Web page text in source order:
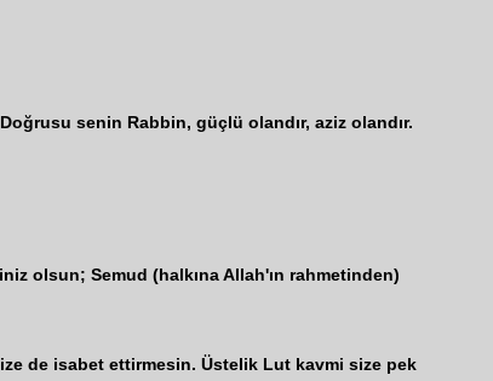
senin Rabbin, güçlü olandır, aziz olandır.
olsun; Semud (halkına Allah'ın rahmetinden)
de isabet ettirmesin. Üstelik Lut kavmi size pek